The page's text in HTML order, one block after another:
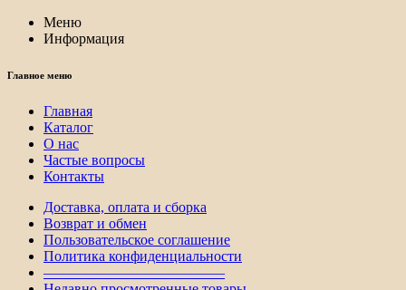
Меню
Информация
Главное меню
Главная
Каталог
О нас
Частые вопросы
Контакты
Доставка, оплата и сборка
Возврат и обмен
Пользовательское соглашение
Политика конфиденциальности
————————————–